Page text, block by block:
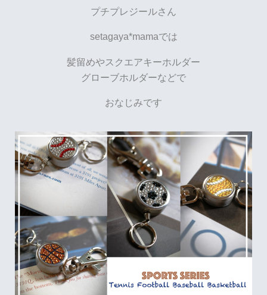
プチプレジールさん
setagaya*mamaでは
髪留めやスクエアキーホルダー
グローブホルダーなどで
おなじみです